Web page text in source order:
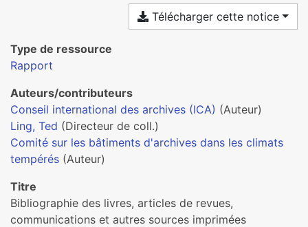
Télécharger cette notice
Type de ressource
Rapport
Auteurs/contributeurs
Conseil international des archives (ICA) (Auteur)
Ling, Ted (Directeur de coll.)
Comité sur les bâtiments d'archives dans les climats
tempérés (Auteur)
Titre
Bibliographie des livres, articles de revues,
communications et autres sources imprimées